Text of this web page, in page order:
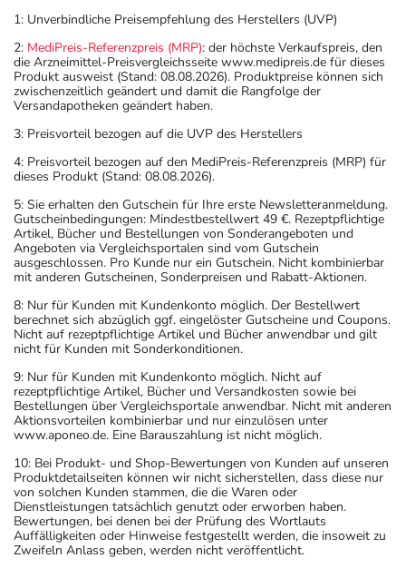
1: Unverbindliche Preisempfehlung des Herstellers (UVP)
2: MediPreis-Referenzpreis (MRP): der höchste Verkaufspreis, den
die Arzneimittel-Preisvergleichsseite www.medipreis.de für dieses
Produkt ausweist (Stand: 08.08.2026). Produktpreise können sich
zwischenzeitlich geändert und damit die Rangfolge der
Versandapotheken geändert haben.
3: Preisvorteil bezogen auf die UVP des Herstellers
4: Preisvorteil bezogen auf den MediPreis-Referenzpreis (MRP) für
dieses Produkt (Stand: 08.08.2026).
5: Sie erhalten den Gutschein für Ihre erste Newsletteranmeldung.
Gutscheinbedingungen: Mindestbestellwert 49 €. Rezeptpflichtige
Artikel, Bücher und Bestellungen von Sonderangeboten und
Angeboten via Vergleichsportalen sind vom Gutschein
ausgeschlossen. Pro Kunde nur ein Gutschein. Nicht kombinierbar
mit anderen Gutscheinen, Sonderpreisen und Rabatt-Aktionen.
8: Nur für Kunden mit Kundenkonto möglich. Der Bestellwert
berechnet sich abzüglich ggf. eingelöster Gutscheine und Coupons.
Nicht auf rezeptpflichtige Artikel und Bücher anwendbar und gilt
nicht für Kunden mit Sonderkonditionen.
9: Nur für Kunden mit Kundenkonto möglich. Nicht auf
rezeptpflichtige Artikel, Bücher und Versandkosten sowie bei
Bestellungen über Vergleichsportale anwendbar. Nicht mit anderen
Aktionsvorteilen kombinierbar und nur einzulösen unter
www.aponeo.de. Eine Barauszahlung ist nicht möglich.
10: Bei Produkt- und Shop-Bewertungen von Kunden auf unseren
Produktdetailseiten können wir nicht sicherstellen, dass diese nur
von solchen Kunden stammen, die die Waren oder
Dienstleistungen tatsächlich genutzt oder erworben haben.
Bewertungen, bei denen bei der Prüfung des Wortlauts
Auffälligkeiten oder Hinweise festgestellt werden, die insoweit zu
Zweifeln Anlass geben, werden nicht veröffentlicht.